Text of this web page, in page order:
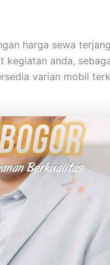
harga sewa
kegiatan anda,
varian mobil